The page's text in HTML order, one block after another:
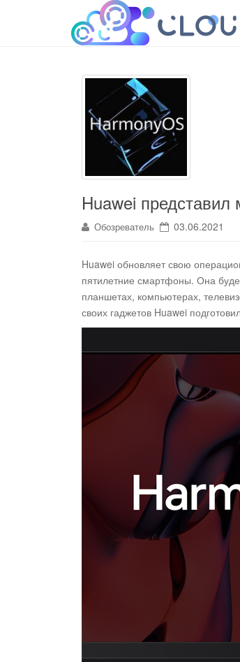
Облако технологий
cloudteh.ru
Huawei
Обозреватель 03.06.2021
Huawei обновляет свою
пятилетние смартфоны. Она
планшетах, компьютерах,
своих гаджетов Huawei